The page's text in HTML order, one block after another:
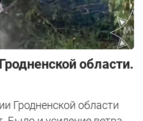
области.
Гродненской области